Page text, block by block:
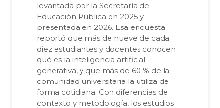
levantada por la Secretaría de
Educación Pública en 2025 y
presentada en 2026. Esa encuesta
reportó que más de nueve de cada
diez estudiantes y docentes conocen
qué es la inteligencia artificial
generativa, y que más de 60 % de la
comunidad universitaria la utiliza de
forma cotidiana. Con diferencias de
contexto y metodología, los estudios